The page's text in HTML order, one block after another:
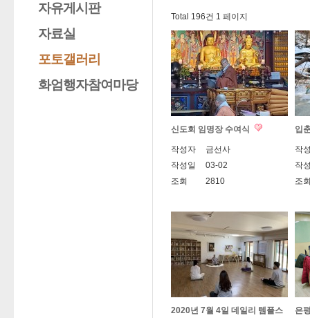
자유게시판
자료실
포토갤러리
화엄행자참여마당
Total 196건 1 페이지
신도회 임명장 수여식
작성자
금선사
작성일
03-02
조회
2810
입
작
작
조
2020년 7월 4일 데일리 템플스
은